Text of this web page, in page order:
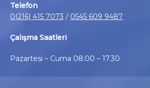
Telefon
0(216) 415 7073 / 0545 609 9487
Çalışma Saatleri
Pazartesi – Cuma 08:00 – 17.30